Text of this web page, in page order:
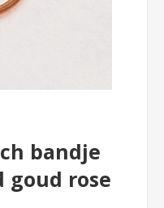
bandje
goud rose